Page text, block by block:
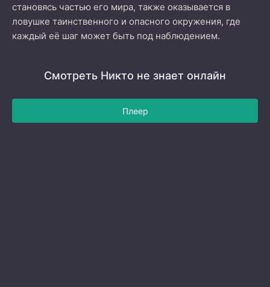
становясь частью его мира, также оказывается в
ловушке таинственного и опасного окружения, где
каждый её шаг может быть под наблюдением.
Смотреть Никто не знает онлайн
Плеер